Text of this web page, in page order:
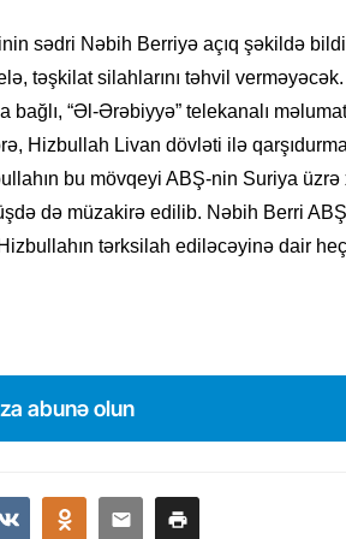
sədri Nəbih Berriyə açıq şəkildə
təşkilat silahlarını təhvil verməyəcək.
bağlı, “Əl-Ərəbiyyə” telekanalı
Hizbullah Livan dövləti ilə
bu mövqeyi ABŞ-nin Suriya üzrə
də müzakirə edilib. Nəbih Berri
tərksilah ediləcəyinə dair
abunə olun